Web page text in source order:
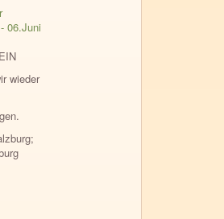
06.Juni
wieder